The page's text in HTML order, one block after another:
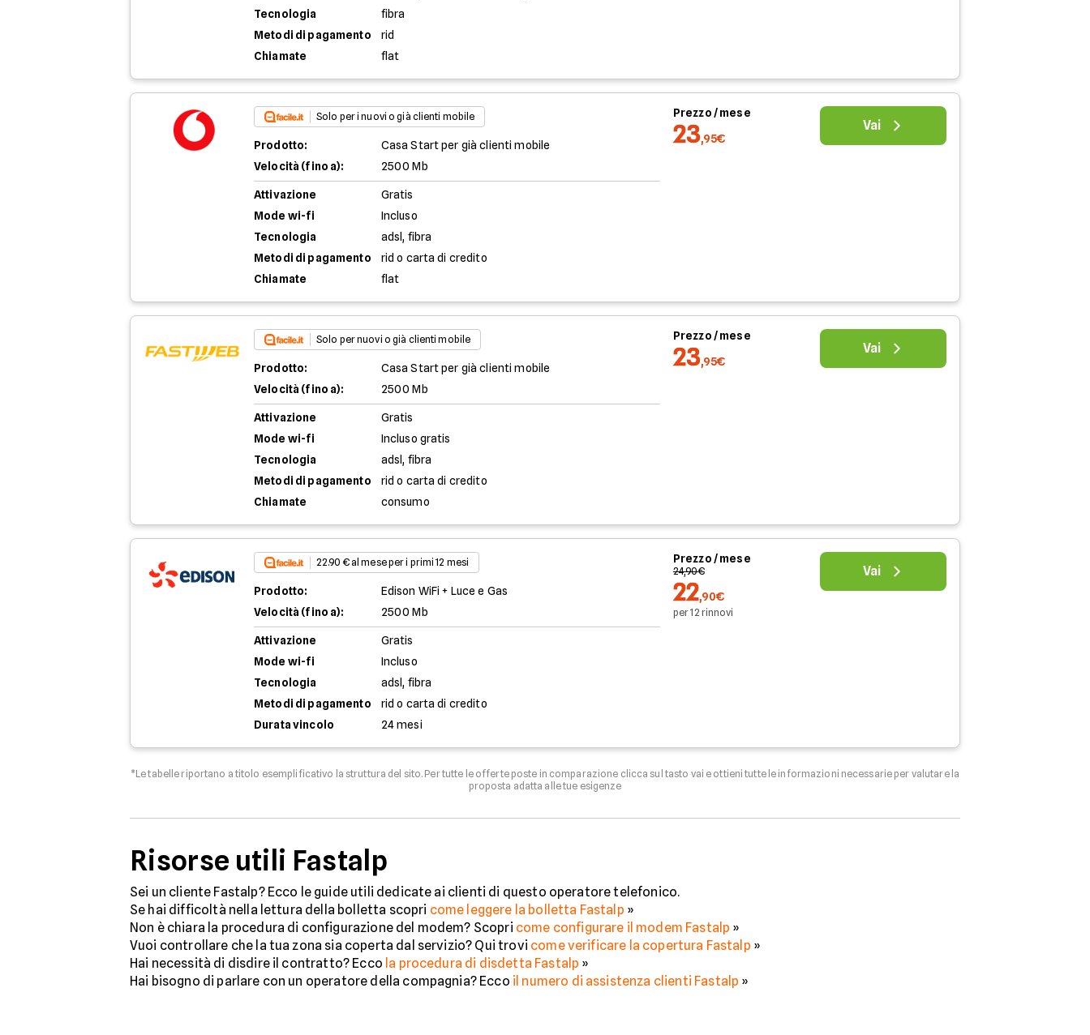
Tecnologia
fibra
Metodi di pagamento
rid
Chiamate
flat
Solo per i nuovi o già clienti mobile
Prodotto:
Casa Start per già clienti mobile
Velocità (fino a):
2500 Mb
Attivazione
Gratis
Mode wi-fi
Incluso
Tecnologia
adsl, fibra
Metodi di pagamento
rid o carta di credito
Chiamate
flat
Prezzo / mese
23,95€
Vai
Solo per nuovi o già clienti mobile
Prodotto:
Casa Start per già clienti mobile
Velocità (fino a):
2500 Mb
Attivazione
Gratis
Mode wi-fi
Incluso gratis
Tecnologia
adsl, fibra
Metodi di pagamento
rid o carta di credito
Chiamate
consumo
Prezzo / mese
23,95€
Vai
22.90 € al mese per i primi 12 mesi
Prodotto:
Edison WiFi + Luce e Gas
Velocità (fino a):
2500 Mb
Attivazione
Gratis
Mode wi-fi
Incluso
Tecnologia
adsl, fibra
Metodi di pagamento
rid o carta di credito
Durata vincolo
24 mesi
Prezzo / mese
24,90€
22,90€
per 12 rinnovi
Vai
*Le tabelle riportano a titolo esemplificativo la struttura del sito. Per tutte le offerte poste in comparazione clicca sul tasto vai e ottieni tutte le informazioni necessarie per valutare la
proposta adatta alle tue esigenze
Risorse utili Fastalp
Sei un cliente Fastalp? Ecco le guide utili dedicate ai clienti di questo operatore telefonico.
Se hai difficoltà nella lettura della bolletta scopri come leggere la bolletta Fastalp »
Non è chiara la procedura di configurazione del modem? Scopri come configurare il modem Fastalp »
Vuoi controllare che la tua zona sia coperta dal servizio? Qui trovi come verificare la copertura Fastalp »
Hai necessità di disdire il contratto? Ecco la procedura di disdetta Fastalp »
Hai bisogno di parlare con un operatore della compagnia? Ecco il numero di assistenza clienti Fastalp »